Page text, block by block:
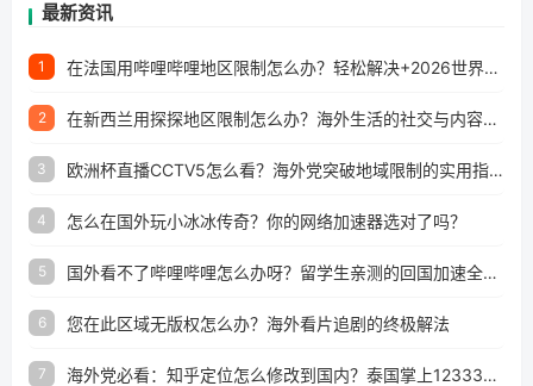
最新资讯
1 在法国用哔哩哔哩地区限制怎么办？轻松解决+2026世界杯看球攻略
2 在新西兰用探探地区限制怎么办？海外生活的社交与内容之困
3 欧洲杯直播CCTV5怎么看？海外党突破地域限制的实用指南
4 怎么在国外玩小冰冰传奇？你的网络加速器选对了吗？
5 国外看不了哔哩哔哩怎么办呀？留学生亲测的回国加速全攻略（含酷我音乐渤海银行解决方法）
6 您在此区域无版权怎么办？海外看片追剧的终极解法
7 海外党必看：知乎定位怎么修改到国内？泰国掌上12333、印度天府通难题全解决！